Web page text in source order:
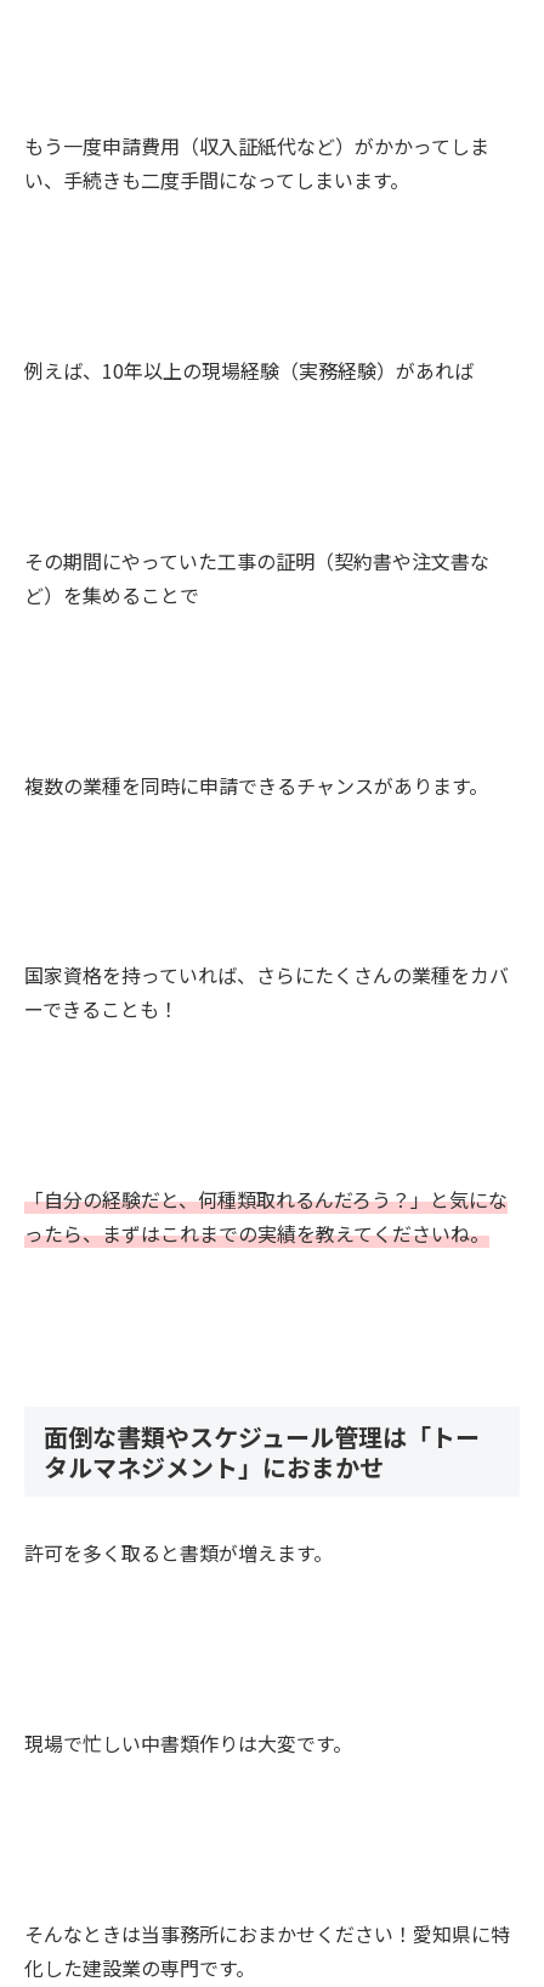
もう一度申請費用（収入証紙代など）がかかってしま
い、手続きも二度手間になってしまいます。
例えば、10年以上の現場経験（実務経験）があれば
その期間にやっていた工事の証明（契約書や注文書な
ど）を集めることで
複数の業種を同時に申請できるチャンスがあります。
国家資格を持っていれば、さらにたくさんの業種をカバ
ーできることも！
「自分の経験だと、何種類取れるんだろう？」と気にな
ったら、まずはこれまでの実績を教えてくださいね。
面倒な書類やスケジュール管理は「トー
タルマネジメント」におまかせ
許可を多く取ると書類が増えます。
現場で忙しい中書類作りは大変です。
そんなときは当事務所におまかせください！愛知県に特
化した建設業の専門です。